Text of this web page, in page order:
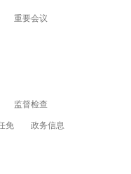
重要会议
监督检查
免 政务信息